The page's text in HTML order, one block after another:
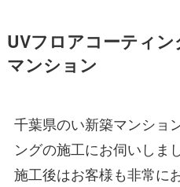
UVフロアコーティ
マンション
千葉県のい新築マンショ
ングの施工にお伺いしま
施工後はお客様も非常に